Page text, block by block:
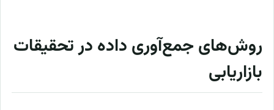
روش‌های جمع‌آوری داده در تحقیقات
بازاریابی